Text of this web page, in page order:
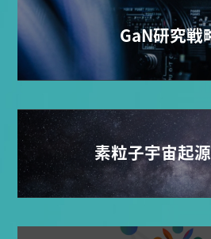
GaN研究戦
素粒子宇宙起